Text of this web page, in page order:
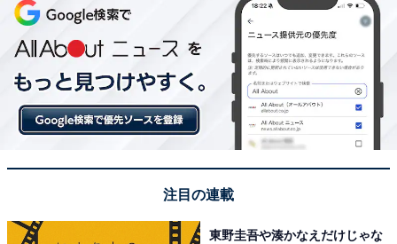
ディズニーの中でお雑煮を食べられる場所があ
る!?
ことはご存じでしょうか。
注目の連載
東野圭吾や湊かなえだけじゃな